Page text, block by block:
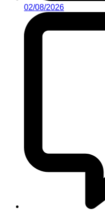
02/08/2026